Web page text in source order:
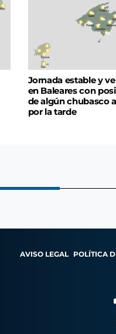
Jornada estable y
en Baleares con
de algún chubasco
por la tarde
AVISO LEGAL POLÍTICA